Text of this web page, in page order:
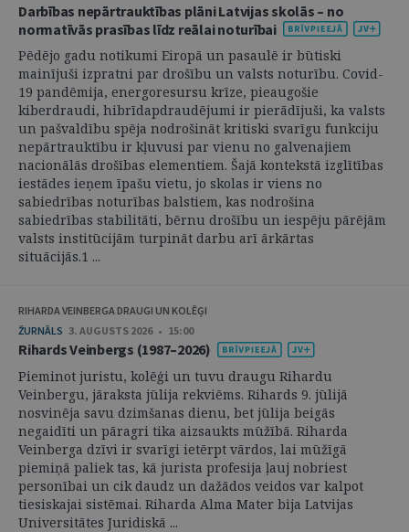
Darbības nepārtrauktības plāni Latvijas skolās – no
normatīvās prasības līdz reālai noturībai
Pēdējo gadu notikumi Eiropā un pasaulē ir būtiski
mainījuši izpratni par drošību un valsts noturību. Covid-
19 pandēmija, energoresursu krīze, pieaugošie
kiberdraudi, hibrīdapdraudējumi ir pierādījuši, ka valsts
un pašvaldību spēja nodrošināt kritiski svarīgu funkciju
nepārtrauktību ir kļuvusi par vienu no galvenajiem
nacionālās drošības elementiem. Šajā kontekstā izglītības
iestādes ieņem īpašu vietu, jo skolas ir viens no
sabiedrības noturības balstiem, kas nodrošina
sabiedrības stabilitāti, bērnu drošību un iespēju pārējām
valsts institūcijām turpināt darbu arī ārkārtas
situācijās.1 ...
RIHARDA VEINBERGA DRAUGI UN KOLĒĢI
ŽURNĀLS 3. AUGUSTS 2026 • 15:00
Rihards Veinbergs (1987–2026)
Pieminot juristu, kolēģi un tuvu draugu Rihardu
Veinbergu, jāraksta jūlija rekviēms. Rihards 9. jūlijā
nosvinēja savu dzimšanas dienu, bet jūlija beigās
negaidīti un pāragri tika aizsaukts mūžībā. Riharda
Veinberga dzīvi ir svarīgi ietērpt vārdos, lai mūžīgā
piemiņā paliek tas, kā jurista profesija ļauj nobriest
personībai un cik daudz un dažādos veidos var kalpot
tiesiskajai sistēmai. Riharda Alma Mater bija Latvijas
Universitātes Juridiskā ...